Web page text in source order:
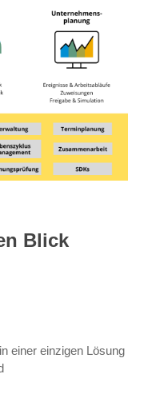
Blick
einer einzigen Lösung